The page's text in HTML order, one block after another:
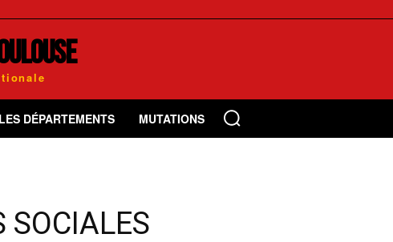
DÉPARTEMENTS MUTATIONS
SOCIALES